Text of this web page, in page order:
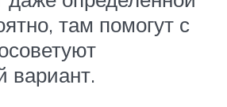
там помогут с
вариант.